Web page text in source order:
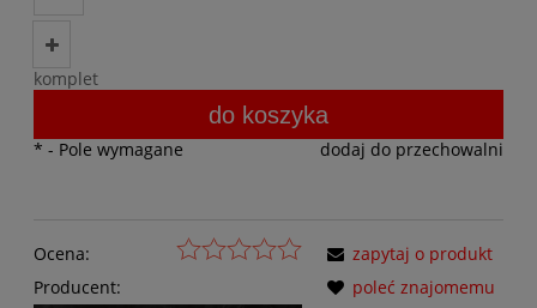
komplet
do koszyka
dodaj do przechowalni
* - Pole wymagane
Ocena:
Producent:
zapytaj o produkt
poleć znajomemu